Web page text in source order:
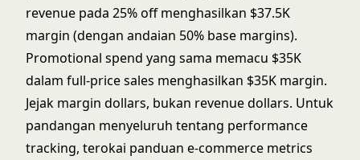
revenue pada 25% off menghasilkan $37.5K
margin (dengan andaian 50% base margins).
Promotional spend yang sama memacu $35K
dalam full-price sales menghasilkan $35K margin.
Jejak margin dollars, bukan revenue dollars. Untuk
pandangan menyeluruh tentang performance
tracking, terokai panduan e-commerce metrics